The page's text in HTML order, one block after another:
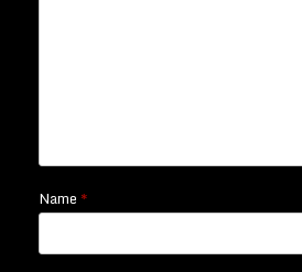
Name*